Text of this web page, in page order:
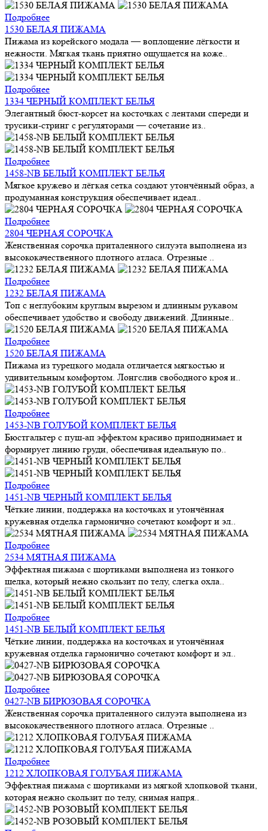
Подробнее
1530 БЕЛАЯ ПИЖАМА
Пижама из корейского модала — воплощение лёгкости и
нежности. Мягкая ткань приятно ощущается на коже..
Подробнее
1334 ЧЕРНЫЙ КОМПЛЕКТ БЕЛЬЯ
Элегантный бюст-корсет на косточках с лентами спереди и
трусики-стринг с регуляторами — сочетание из..
Подробнее
1458-NB БЕЛЫЙ КОМПЛЕКТ БЕЛЬЯ
Мягкое кружево и лёгкая сетка создают утончённый образ, а
продуманная конструкция обеспечивает идеал..
Подробнее
2804 ЧЕРНАЯ СОРОЧКА
Женственная сорочка приталенного силуэта выполнена из
высококачественного плотного атласа. Отрезные ..
Подробнее
1232 БЕЛАЯ ПИЖАМА
Топ с неглубоким круглым вырезом и длинным рукавом
обеспечивает удобство и свободу движений. Длинные..
Подробнее
1520 БЕЛАЯ ПИЖАМА
Пижама из турецкого модала отличается мягкостью и
удивительным комфортом. Лонгслив свободного кроя и..
Подробнее
1453-NB ГОЛУБОЙ КОМПЛЕКТ БЕЛЬЯ
Бюстгальтер с пуш-ап эффектом красиво приподнимает и
формирует линию груди, обеспечивая идеальную по..
Подробнее
1451-NB ЧЕРНЫЙ КОМПЛЕКТ БЕЛЬЯ
Чёткие линии, поддержка на косточках и утончённая
кружевная отделка гармонично сочетают комфорт и эл..
Подробнее
2534 МЯТНАЯ ПИЖАМА
Эффектная пижама с шортиками выполнена из тонкого
шелка, который нежно скользит по телу, слегка охла..
Подробнее
1451-NB БЕЛЫЙ КОМПЛЕКТ БЕЛЬЯ
Чёткие линии, поддержка на косточках и утончённая
кружевная отделка гармонично сочетают комфорт и эл..
Подробнее
0427-NB БИРЮЗОВАЯ СОРОЧКА
Женственная сорочка приталенного силуэта выполнена из
высококачественного плотного атласа. Отрезные ..
Подробнее
1212 ХЛОПКОВАЯ ГОЛУБАЯ ПИЖАМА
Эффектная пижама с шортиками из мягкой хлопковой ткани,
которая нежно скользит по телу, снимая напря..